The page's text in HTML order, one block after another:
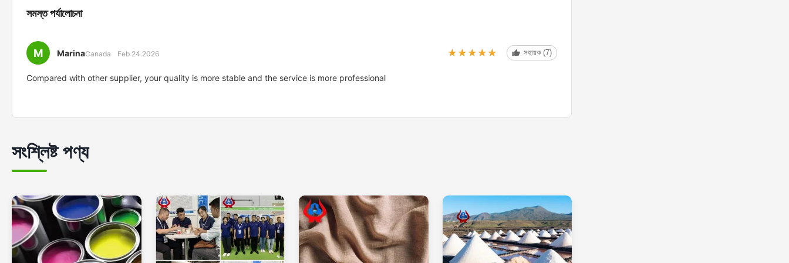
সমস্ত পর্যালোচনা
M MarinaCanada Feb 24.2026 ★★★★★
★★★★★ সহায়ক (7)
Compared with other supplier, your quality is more stable and the service is more professional
সংশ্লিষ্ট পণ্য